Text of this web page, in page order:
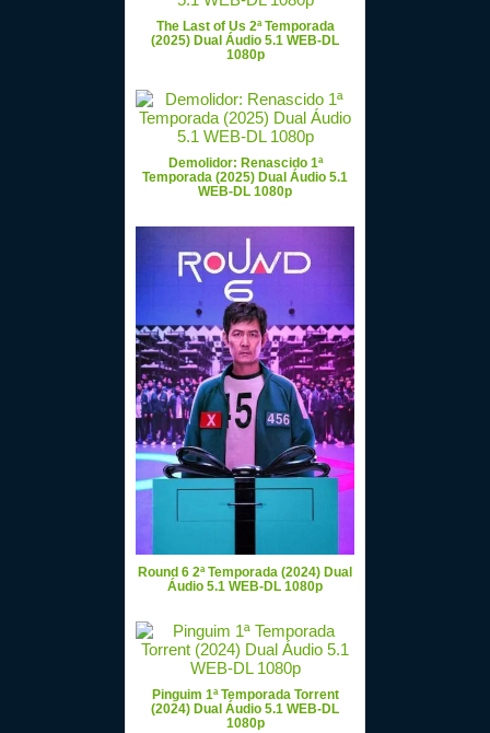
The Last of Us 2ª Temporada
(2025) Dual Áudio 5.1 WEB-DL
1080p
Demolidor: Renascido 1ª
Temporada (2025) Dual Áudio 5.1
WEB-DL 1080p
Round 6 2ª Temporada (2024) Dual
Áudio 5.1 WEB-DL 1080p
Pinguim 1ª Temporada Torrent
(2024) Dual Áudio 5.1 WEB-DL
1080p